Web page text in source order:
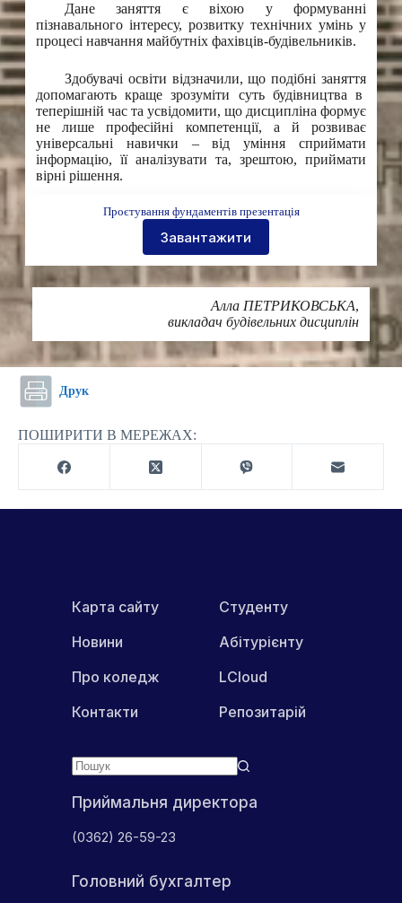
Дане заняття є віхою у формуванні
пізнавального інтересу, розвитку технічних умінь у
процесі навчання майбутніх фахівців-будівельників.
Здобувачі освіти відзначили, що подібні заняття
допомагають краще зрозуміти суть будівництва в
теперішній час та усвідомити, що дисципліна формує
не лише професійні компетенції, а й розвиває
універсальні навички – від уміння сприймати
інформацію, її аналізувати та, зрештою, приймати
вірні рішення.
Проєтування фундаментів презентація
Завантажити
Алла ПЕТРИКОВСЬКА,
викладач будівельних дисциплін
Друк
ПОШИРИТИ В МЕРЕЖАХ:
Приймальня директора
(0362) 26-59-23
Головний бухгалтер
Карта сайту
Новини
Про коледж
Контакти
Студенту
Абітурієнту
LCloud
Репозитарій